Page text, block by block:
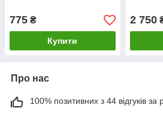
775 ₴
Купити
2 750
Про нас
100% позитивних з 44 відгуків за